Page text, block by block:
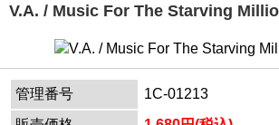
V.A. / Music For The Starving
管理番号
1C-01213